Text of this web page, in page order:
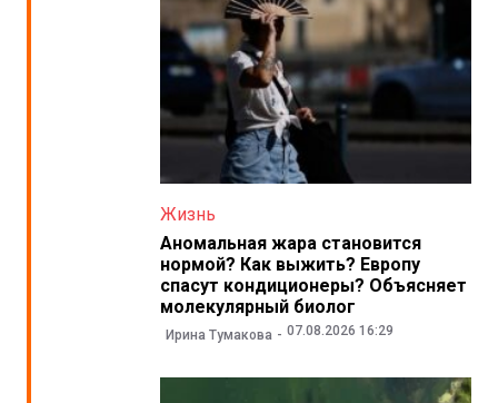
Жизнь
Аномальная жара становится
нормой? Как выжить? Европу
спасут кондиционеры? Объясняет
молекулярный биолог
Ирина Тумакова 07.08.2026 16:29